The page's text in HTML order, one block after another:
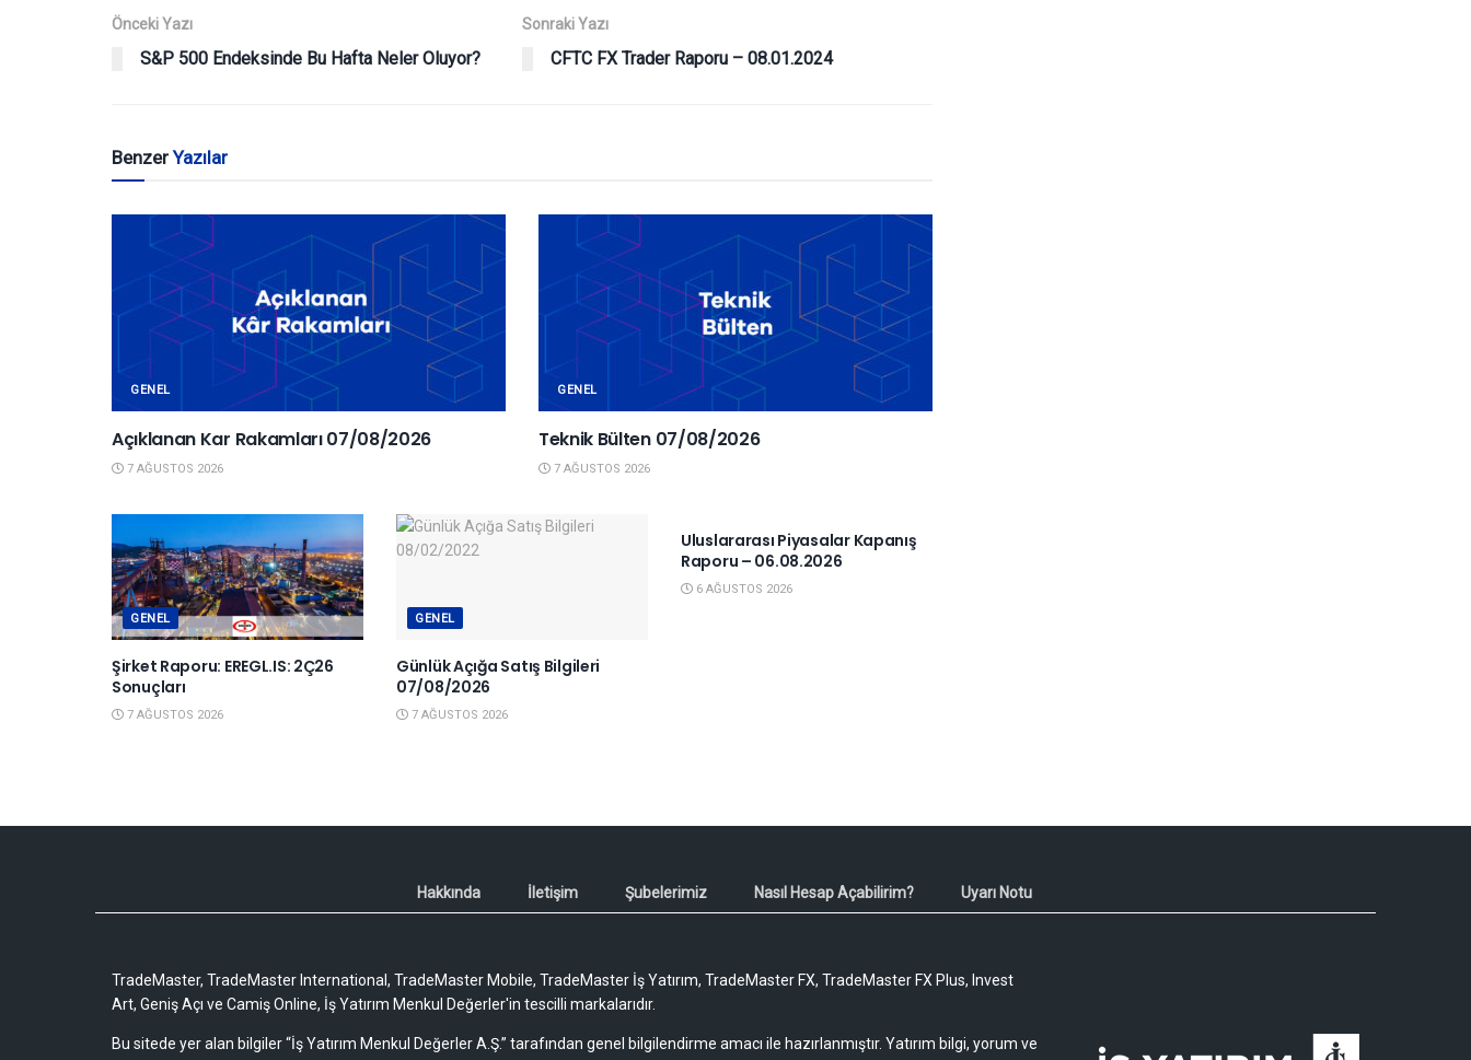
Önceki Yazı
S&P 500 Endeksinde Bu Hafta Neler Oluyor?
Sonraki Yazı
CFTC FX Trader Raporu – 08.01.2024
BenzerYazılar
GENEL
Açıklanan Kar Rakamları 07/08/2026
7 AĞUSTOS 2026
GENEL
Teknik Bülten 07/08/2026
7 AĞUSTOS 2026
GENEL
Şirket Raporu: EREGL.IS: 2Ç26
Sonuçları
7 AĞUSTOS 2026
GENEL
Günlük Açığa Satış Bilgileri
07/08/2026
7 AĞUSTOS 2026
Uluslararası Piyasalar Kapanış
Raporu – 06.08.2026
6 AĞUSTOS 2026
Hakkında İletişim Şubelerimiz Nasıl Hesap Açabilirim? Uyarı Notu
TradeMaster, TradeMaster International, TradeMaster Mobile, TradeMaster İş Yatırım, TradeMaster FX, TradeMaster FX Plus, Invest
Art, Geniş Açı ve Camiş Online, İş Yatırım Menkul Değerler'in tescilli markalarıdır.
Bu sitede yer alan bilgiler “İş Yatırım Menkul Değerler A.Ş.” tarafından genel bilgilendirme amacı ile hazırlanmıştır. Yatırım bilgi, yorum ve